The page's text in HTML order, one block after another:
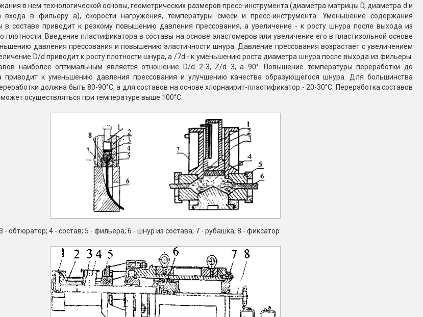
в нем технологической основы, геометрических размеров пресс-инструмента (диаметра матрицы D, диаметра d и
в фильеру а), скорости нагружения, температуры смеси и пресс-инструмента. Уменьшение содержания
в составе приводит к резкому повышению давления прессования, а увеличение - к росту шнура после выхода из
Введение пластификатора в составы на основе эластомеров или увеличение его в пластизольной основе
давления прессования и повышению эластичности шнура. Давление прессования возрастает с увеличением
D/d приводит к росту плотности шнура, a /7d - к уменьшению роста диаметра шнура после выхода из фильеры.
наиболее оптимальным является отношение D/d 2-3, Z/d 3, а 90°. Повышение температуры переработки до
приводит к уменьшению давления прессования и улучшению качества образующегося шнура. Для большинства
должна быть 80-90°С, а для составов на основе хлорнаирит-пластификатор - 20-30°С. Переработка составов
осуществляться при температуре выше 100°С.
- обтюратор; 4 - состав; 5 - фильера; 6 - шнур из состава; 7 - рубашка; 8 - фиксатор